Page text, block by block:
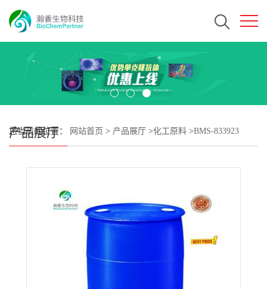
产品展厅
您当前的位置： 网站首页 > 产品展厅 >化工原料 >BMS-833923